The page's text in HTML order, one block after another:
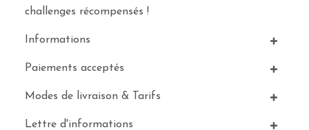
challenges récompensés !
Informations
Paiements acceptés
Modes de livraison & Tarifs
Lettre d'informations